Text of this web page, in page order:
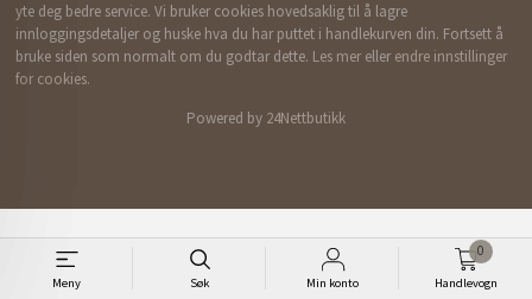
Meny Søk Min konto Handlevogn
0
yte deg bedre service. Vi bruker cookies hovedsaklig til å lagre
innloggingsdetaljer og huske hva du har puttet i handlekurven din. Fortsett å
bruke siden som normalt om du godtar dette. Les mer eller endre innstillinger
for cookies.
Powered by 24Nettbutikk